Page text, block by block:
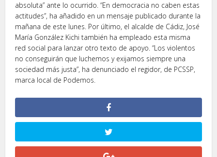
absoluta” ante lo ocurrido. “En democracia no caben estas
actitudes”, ha añadido en un mensaje publicado durante la
mañana de este lunes. Por último, el alcalde de Cádiz, José
María González Kichi también ha empleado esta misma
red social para lanzar otro texto de apoyo. “Los violentos
no conseguirán que luchemos y exijamos siempre una
sociedad más justa”, ha denunciado el regidor, de PCSSP,
marca local de Podemos.